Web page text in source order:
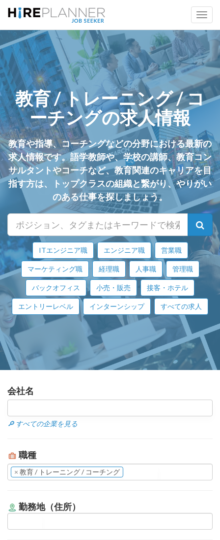
教育 / トレーニング / コ
ーチングの求人情報
教育や指導、コーチングなどの分野における最新の
求人情報です。語学教師や、学校の講師、教育コン
サルタントやコーチなど、教育関連のキャリアを目
指す方は、トップクラスの組織と繋がり、やりがい
のある仕事を探しましょう。
ITエンジニア職 エンジニア職 営業職
マーケティング職 経理職 人事職 管理職
バックオフィス 小売・販売 接客・ホテル
エントリーレベル インターンシップ すべての求人
会社名
🔎 すべての企業を見る
職種
× 教育 / トレーニング / コーチング
勤務地（住所）